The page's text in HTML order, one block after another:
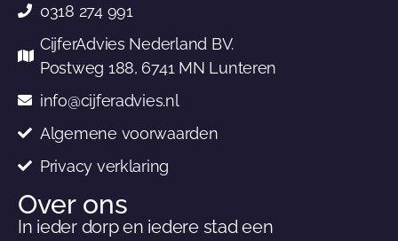
0318 274 991
CijferAdvies Nederland BV.
Postweg 188, 6741 MN Lunteren
info@cijferadvies.nl
Algemene voorwaarden
Privacy verklaring
Over ons
In ieder dorp en iedere stad een